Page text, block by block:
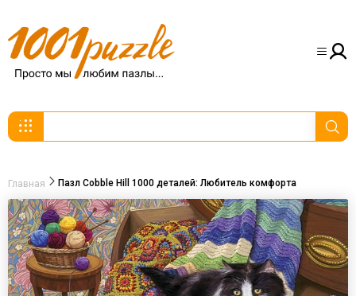
Главная Пазл Cobble Hill 1000 деталей: Любитель комфорта